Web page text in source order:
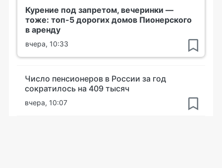
Курение под запретом, вечеринки —
тоже: топ-5 дорогих домов Пионерского
в аренду
вчера, 10:33
Число пенсионеров в России за год
сократилось на 409 тысяч
вчера, 10:07